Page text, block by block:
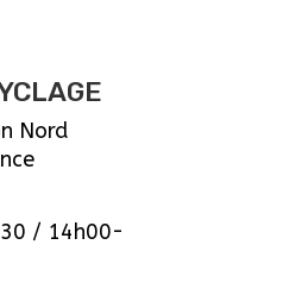
Nord
/ 14h00-